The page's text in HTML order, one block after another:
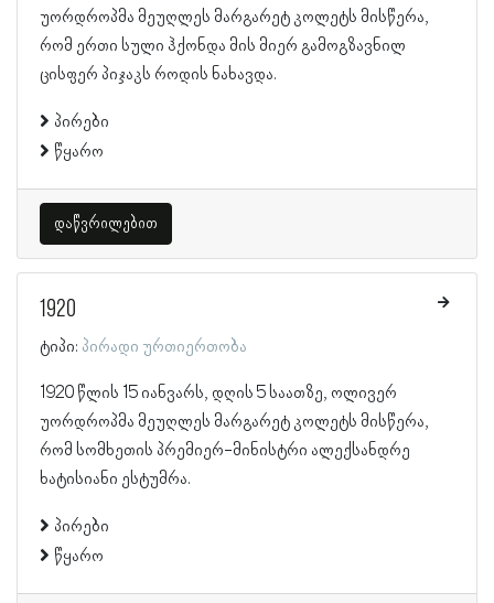
უორდროპმა მეუღლეს მარგარეტ კოლეტს მისწერა,
რომ ერთი სული ჰქონდა მის მიერ გამოგზავნილ
ცისფერ პიჯაკს როდის ნახავდა.
პირები
წყარო
დაწვრილებით
1920
ტიპი: პირადი ურთიერთობა
1920 წლის 15 იანვარს, დღის 5 საათზე, ოლივერ
უორდროპმა მეუღლეს მარგარეტ კოლეტს მისწერა,
რომ სომხეთის პრემიერ-მინისტრი ალექსანდრე
ხატისიანი ესტუმრა.
პირები
წყარო